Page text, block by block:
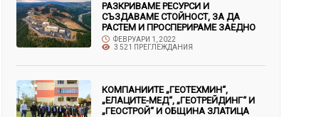
РАЗКРИВАМЕ РЕСУРСИ И
СЪЗДАВАМЕ СТОЙНОСТ, ЗА ДА
РАСТЕМ И ПРОСПЕРИРАМЕ ЗАЕДНО
ФЕВРУАРИ 1, 2022
3 521 ПРЕГЛЕЖДАНИЯ
КОМПАНИИТЕ „ГЕОТЕХМИН“,
„ЕЛАЦИТЕ-МЕД“, „ГЕОТРЕЙДИНГ“ И
„ГЕОСТРОЙ“ И ОБЩИНА ЗЛАТИЦА